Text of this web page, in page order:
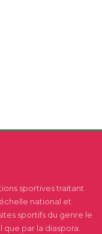
sportives traitant
national et
sportifs du genre le
que par la diaspora.